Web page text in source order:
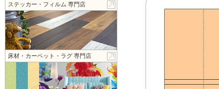
ステッカー・フィルム 専門店
床材・カーペット・ラグ 専門店